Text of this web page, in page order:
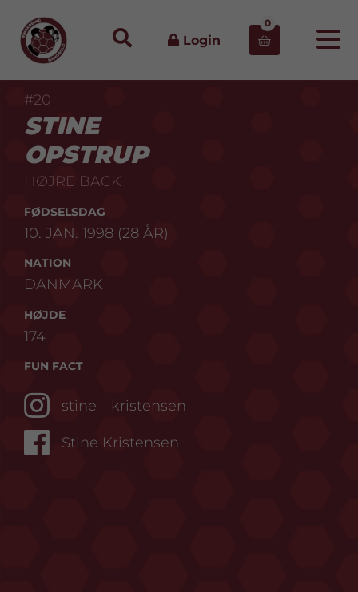
Login 
0
#20
STINE
OPSTRUP
HØJRE BACK
FØDSELSDAG
10. JAN. 1998 (28 ÅR)
NATION
DANMARK
HØJDE
174
FUN FACT
stine__kristensen
Stine Kristensen